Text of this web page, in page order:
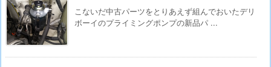
こないだ中古パーツをとりあえず組んでおいたデリ
ボーイのプライミングポンプの新品パ ...